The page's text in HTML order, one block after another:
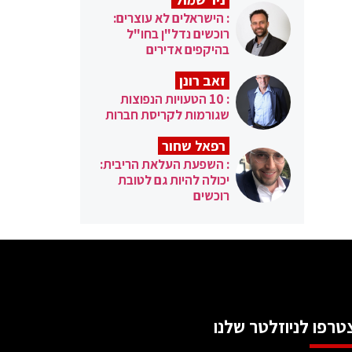
: הישראלים לא עוצרים:
רוכשים נדל"ן בחו"ל
בהיקפים אדירים
זאב רונן
: 10 הטעויות הנפוצות
שגורמות לקריסת חברות
רפאל שחור
: השפעת העלאת הריבית:
יכולה להיות גם לטובת
רוכשים
לניוזלטר שלנו